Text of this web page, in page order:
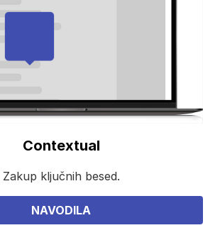
Contextual
Zakup ključnih besed.
NAVODILA